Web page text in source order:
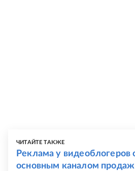
ЧИТАЙТЕ ТАКЖЕ
Реклама у видеоблогеров
основным каналом продаж